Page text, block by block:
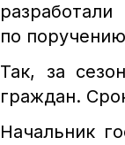
по
Так, за
граждан.
Начальник